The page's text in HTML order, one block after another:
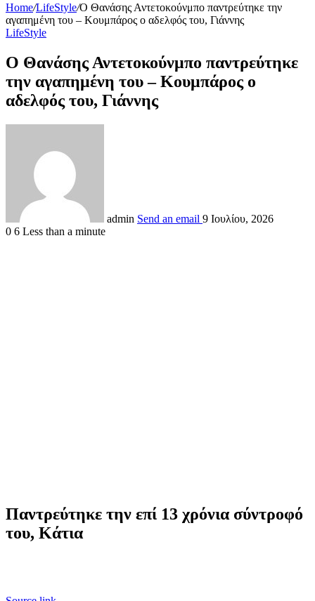
Home/LifeStyle/Ο Θανάσης Αντετοκούνμπο παντρεύτηκε την
αγαπημένη του – Κουμπάρος ο αδελφός του, Γιάννης
LifeStyle
Ο Θανάσης Αντετοκούνμπο παντρεύτηκε
την αγαπημένη του – Κουμπάρος ο
αδελφός του, Γιάννης
admin Send an email 9 Ιουλίου, 2026
0 6 Less than a minute
Παντρεύτηκε την επί 13 χρόνια σύντροφό
του, Κάτια